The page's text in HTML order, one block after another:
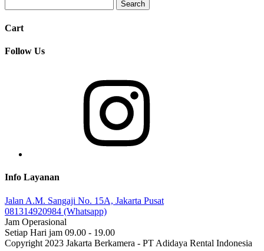
Cart
Follow Us
Info Layanan
Jalan A.M. Sangaji No. 15A, Jakarta Pusat
081314920984 (Whatsapp)
Jam Operasional
Setiap Hari jam 09.00 - 19.00
Copyright 2023 Jakarta Berkamera - PT Adidaya Rental Indonesia